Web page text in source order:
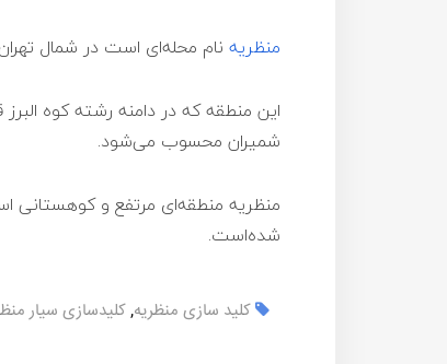
منظریه نام محله‌ای است در شمال
این منطقه که در دامنه رشته کوه
شمیران محسوب می‌شود.
شده‌است.
کلید سازی منظریه,کلیدسازی سیار